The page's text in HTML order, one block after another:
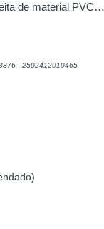
de material PVC…
| 2502412010465